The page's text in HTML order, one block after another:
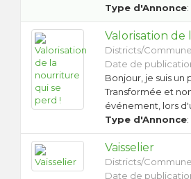
Type d'Annonce
Valorisation
Districts/
Date de
Bonjour, je suis un
Transformée et
événement, lors
Type d'Annonce
Vaisselier
Districts/
Date de